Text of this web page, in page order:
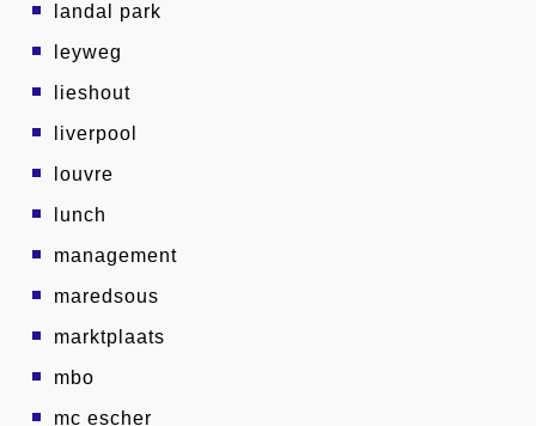
landal park
leyweg
lieshout
liverpool
louvre
lunch
management
maredsous
marktplaats
mbo
mc escher